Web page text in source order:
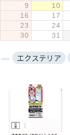
9
10
16
17
23
24
30
31
エクステリア